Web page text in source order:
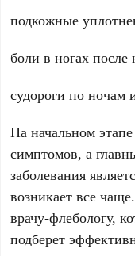
подкожные
боли в ногах после
судороги по ночам
На начальном
симптомов, а
заболевания
возникает все
врачу-флебологу,
подберет